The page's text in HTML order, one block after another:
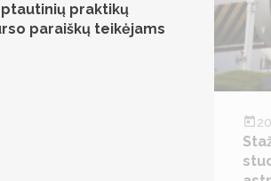
praktikų
paraiškų teikėjams